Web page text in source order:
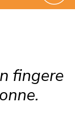
fingere